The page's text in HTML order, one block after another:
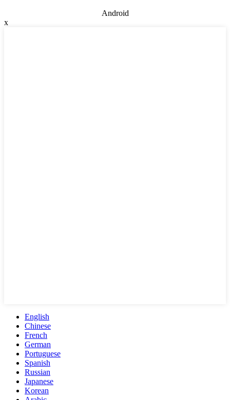
Android
x
English
Chinese
French
German
Portuguese
Spanish
Russian
Japanese
Korean